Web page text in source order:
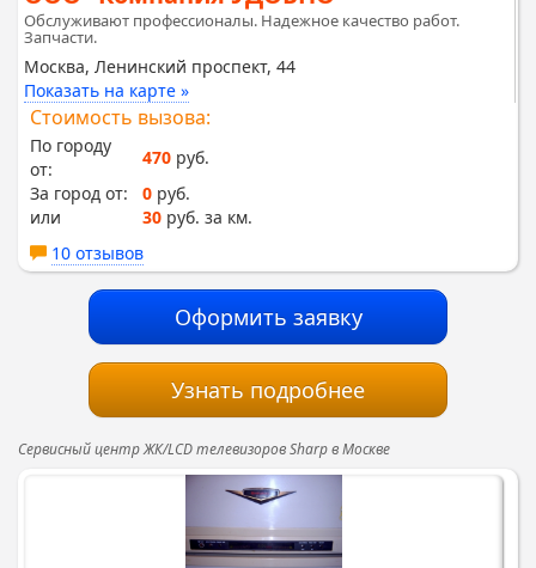
Обслуживают профессионалы. Надежное качество работ.
Запчасти.
Москва, Ленинский проспект, 44
Показать на карте »
Стоимость вызова:
По городу
от:
470 руб.
За город от:
0 руб.
или
30 руб. за км.
10 отзывов
Оформить заявку
Узнать подробнее
Сервисный центр ЖК/LCD телевизоров Sharp в Москве